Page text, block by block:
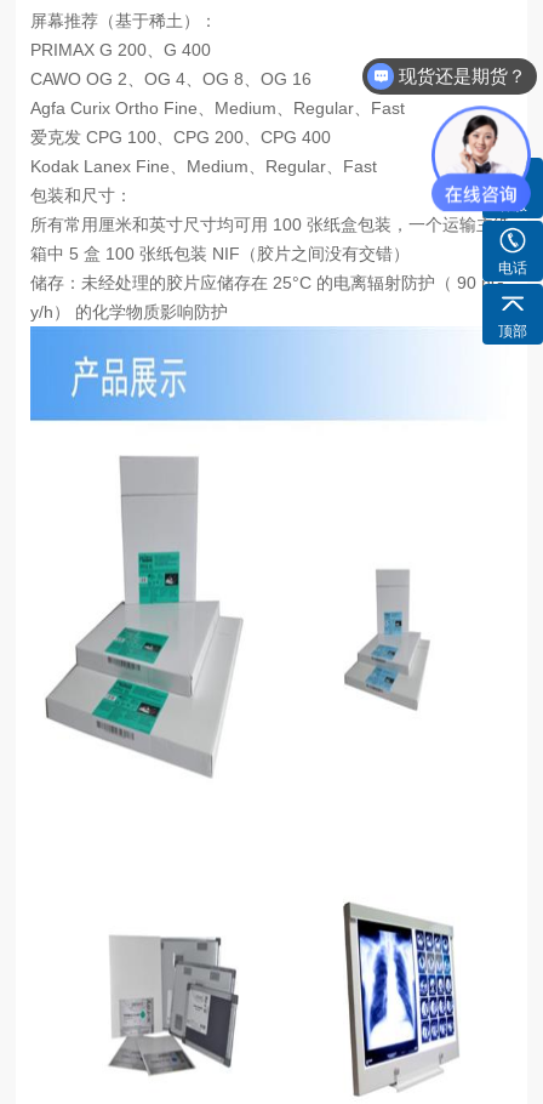
屏幕推荐（基于稀土）：
PRIMAX G 200、G 400
CAWO OG 2、OG 4、OG 8、OG 16
Agfa Curix Ortho Fine、Medium、Regular、Fast
爱克发 CPG 100、CPG 200、CPG 400
Kodak Lanex Fine、Medium、Regular、Fast
包装和尺寸：
所有常用厘米和英寸尺寸均可用 100 张纸盒包装，一个运输主纸
箱中 5 盒 100 张纸包装 NIF（胶片之间没有交错）
储存：未经处理的胶片应储存在 25°C 的电离辐射防护（ 90 nG
y/h） 的化学物质影响防护
客服
电话
顶部
现货还是期货？
货期需要多久？